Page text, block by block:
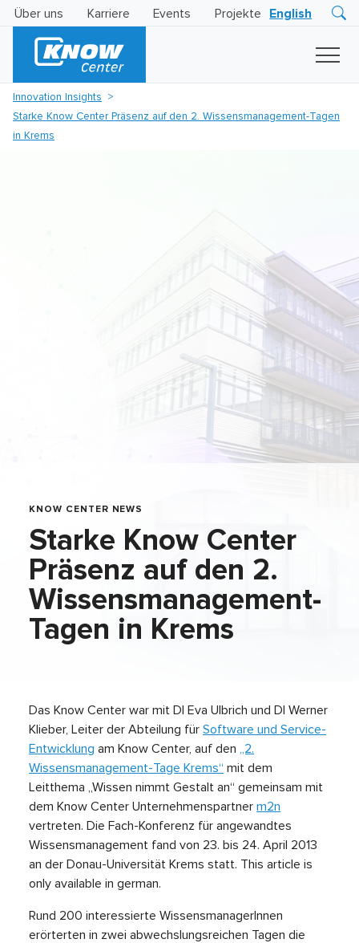
Über uns Karriere Events Projekte English
Business
Innovation Insights
Starke Know Center Präsenz auf den 2. Wissensmanagement-Tagen
in Krems
KNOW CENTER NEWS
Starke Know Center
Präsenz auf den 2.
Wissensmanagement-
Tagen in Krems
Das Know Center war mit DI Eva Ulbrich und DI Werner
Klieber, Leiter der Abteilung für Software und Service-
Entwicklung am Know Center, auf den „2.
Wissensmanagement-Tage Krems“ mit dem
Leitthema „Wissen nimmt Gestalt an“ gemeinsam mit
dem Know Center Unternehmenspartner m2n
vertreten. Die Fach-Konferenz für angewandtes
Wissensmanagement fand von 23. bis 24. April 2013
an der Donau-Universität Krems statt. This article is
only available in german.
Rund 200 interessierte WissensmanagerInnen
erörterten in zwei abwechslungsreichen Tagen die